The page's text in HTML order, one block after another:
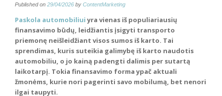
Published on 29/04/2026 by ContentMarketing
Paskola automobiliuiyra vienas iš populiariausių
finansavimo būdų, leidžiantis įsigyti transporto
priemonę neišleidžiant visos sumos iš karto. Tai
sprendimas, kuris suteikia galimybę iš karto naudotis
automobiliu, o jo kainą padengti dalimis per sutartą
laikotarpį. Tokia finansavimo forma ypač aktuali
žmonėms, kurie nori pagerinti savo mobilumą, bet nenori
ilgai taupyti.